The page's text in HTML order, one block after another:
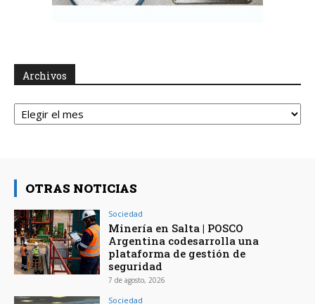
Archivos
Archivos
OTRAS NOTICIAS
Sociedad
Minería en Salta | POSCO
Argentina codesarrolla una
plataforma de gestión de
seguridad
7 de agosto, 2026
Sociedad